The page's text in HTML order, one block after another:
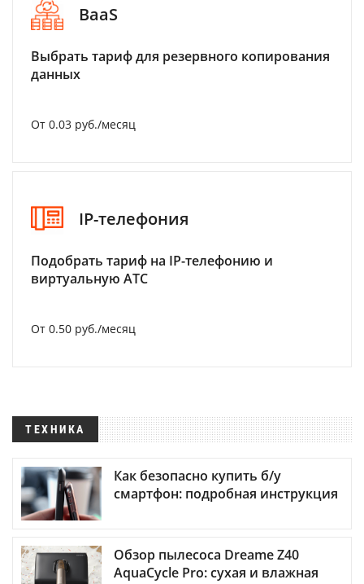
BaaS
Выбрать тариф для резервного копирования
данных
От 0.03 руб./месяц
IP-телефония
Подобрать тариф на IP-телефонию и
виртуальную АТС
От 0.50 руб./месяц
ТЕХНИКА
Как безопасно купить б/у
смартфон: подробная инструкция
Обзор пылесоса Dreame Z40
AquaCycle Pro: сухая и влажная